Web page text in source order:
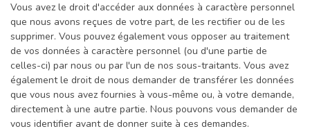
Vous avez le droit d'accéder aux données à caractère personnel
que nous avons reçues de votre part, de les rectifier ou de les
supprimer. Vous pouvez également vous opposer au traitement
de vos données à caractère personnel (ou d'une partie de
celles-ci) par nous ou par l'un de nos sous-traitants. Vous avez
également le droit de nous demander de transférer les données
que vous nous avez fournies à vous-même ou, à votre demande,
directement à une autre partie. Nous pouvons vous demander de
vous identifier avant de donner suite à ces demandes.